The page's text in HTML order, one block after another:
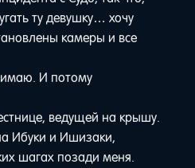
ту девушку… хочу
камеры и все
И потому
ведущей на крышу.
Ибуки и Ишизаки,
шагах позади меня.